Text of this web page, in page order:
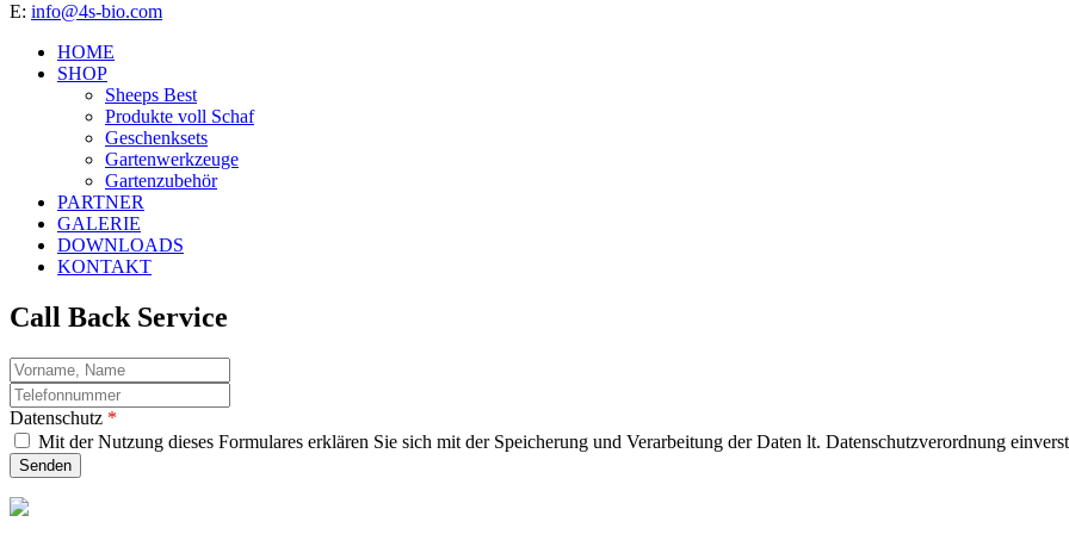
E: info@4s-bio.com
HOME
SHOP
Sheeps Best
Produkte voll Schaf
Geschenksets
Gartenwerkzeuge
Gartenzubehör
PARTNER
GALERIE
DOWNLOADS
KONTAKT
Call Back Service
Name
telefon
Datenschutz *
Mit der Nutzung dieses Formulares erklären Sie sich mit der Speicherung und Verarbeitung der Daten lt. Datenschutzverordnung